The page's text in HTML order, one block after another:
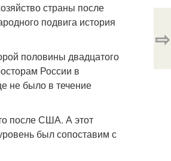
страны после
подвига история
половины двадцатого
России в
не было в течение
после США. А этот
был сопоставим с
⇨